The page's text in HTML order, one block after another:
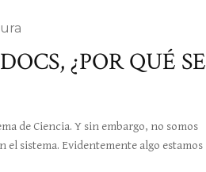
¿POR QUÉ SE
de Ciencia. Y sin embargo, no somos
sistema. Evidentemente algo estamos